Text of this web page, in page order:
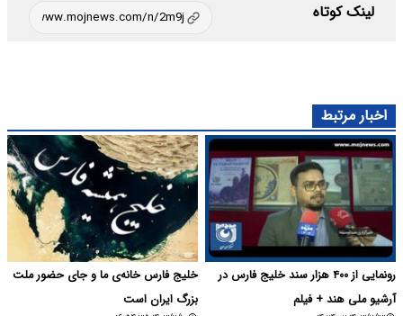
لینک کوتاه
اخبار مرتبط
رونمایی از ۴۰۰ هزار سند خلیج فارس در
آرشیو ملی هند + فیلم
خلیج فارس خانه‌ی ما و جای حضور ملت
بزرگ ایران است